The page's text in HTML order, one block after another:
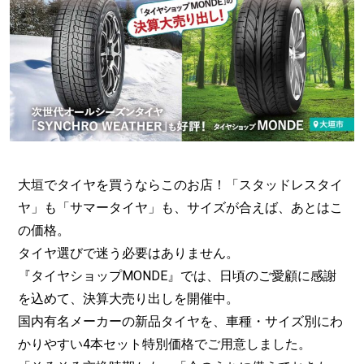
大垣でタイヤを買うならこのお店！「スタッドレスタイ
ヤ」も「サマータイヤ」も、サイズが合えば、あとはこ
の価格。
タイヤ選びで迷う必要はありません。
『タイヤショップMONDE』では、日頃のご愛顧に感謝
を込めて、決算大売り出しを開催中。
国内有名メーカーの新品タイヤを、車種・サイズ別にわ
かりやすい4本セット特別価格でご用意しました。